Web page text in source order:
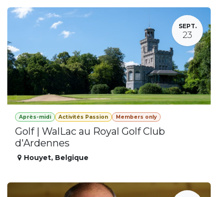
SEPT.
23
Après-midi Activités Passion Members only
Golf | WalLac au Royal Golf Club
d'Ardennes
Houyet, Belgique